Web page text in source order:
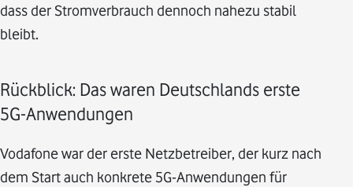
dass der Stromverbrauch dennoch nahezu stabil
bleibt.
Rückblick: Das waren Deutschlands erste
5G-Anwendungen
Vodafone war der erste Netzbetreiber, der kurz nach
dem Start auch konkrete 5G-Anwendungen für